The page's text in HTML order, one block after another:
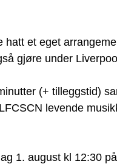
hatt et eget
gjøre under
(+ tilleggstid)
levende
1. august kl 12:30